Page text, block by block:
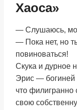
Хаоса»
— Слушаюсь,
— Пока нет, но
повиноваться!
Скука и дурное
Эрис — богиней
что филигранно
свою